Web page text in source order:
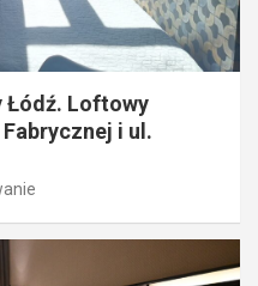
Łódź. Loftowy
i ul.